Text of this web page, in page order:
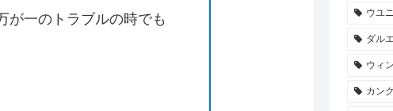
が一のトラブルの時でも
ウユニ
ダル
ウィ
カン